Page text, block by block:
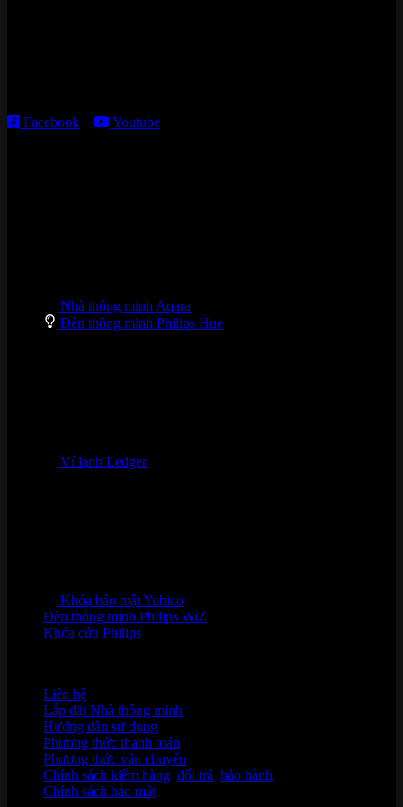
Facebook
Youtube
Nhà thông minh Aqara
Đèn thông minh Philips Hue
Ví lạnh Ledger
Khóa bảo mật Yubico
Đèn thông minh Philips WiZ
Khóa cửa Philips
Liên hệ
Lắp đặt Nhà thông minh
Hướng dẫn sử dụng
Phương thức thanh toán
Phương thức vận chuyển
Chính sách kiểm hàng đổi trả bảo hành
Chính sách bảo mật